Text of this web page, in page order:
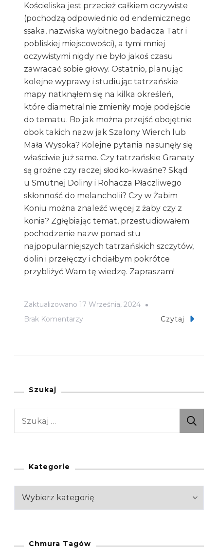
Kościeliska jest przecież całkiem oczywiste
(pochodzą odpowiednio od endemicznego
ssaka, nazwiska wybitnego badacza Tatr i
pobliskiej miejscowości), a tymi mniej
oczywistymi nigdy nie było jakoś czasu
zawracać sobie głowy. Ostatnio, planując
kolejne wyprawy i studiując tatrzańskie
mapy natknąłem się na kilka określeń,
które diametralnie zmieniły moje podejście
do tematu. Bo jak można przejść obojętnie
obok takich nazw jak Szalony Wierch lub
Mała Wysoka? Kolejne pytania nasunęły się
właściwie już same. Czy tatrzańskie Granaty
są groźne czy raczej słodko-kwaśne? Skąd
u Smutnej Doliny i Rohacza Płaczliwego
skłonność do melancholii? Czy w Żabim
Koniu można znaleźć więcej z żaby czy z
konia? Zgłębiając temat, przestudiowałem
pochodzenie nazw ponad stu
najpopularniejszych tatrzańskich szczytów,
dolin i przełęczy i chciałbym pokrótce
przybliżyć Wam tę wiedzę. Zapraszam!
Zaktualizowano 17 Września, 2024
Brak KomentarzyDo
Tylko
Czytaj
Szukaj
Szukaj:
Kategorie
Kategorie
Chmura Tagów